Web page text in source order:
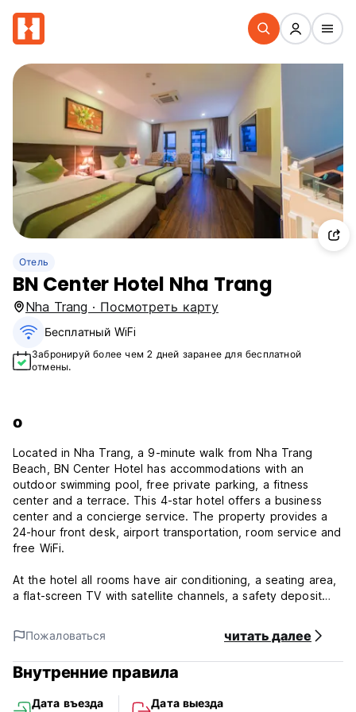
Отель
BN Center Hotel Nha Trang
Nha Trang · Посмотреть карту
Бесплатный WiFi
Забронируй более чем 2 дней заранее для бесплатной
отмены.
о
Located in Nha Trang, a 9-minute walk from Nha Trang
Beach, BN Center Hotel has accommodations with an
outdoor swimming pool, free private parking, a fitness
center and a terrace. This 4-star hotel offers a business
center and a concierge service. The property provides a
24-hour front desk, airport transportation, room service and
free WiFi.
At the hotel all rooms have air conditioning, a seating area,
a flat-screen TV with satellite channels, a safety deposit
a hairdryer. Each room is equipped with an electric tea pot,
while some rooms also offer a balcony and others also have
city views. At BN Center Hotel the rooms have bed linen
and towels.
A continental breakfast is available every morning at the
Пожаловаться читать далее
Внутренние правила
Дата въезда
Дата выезда